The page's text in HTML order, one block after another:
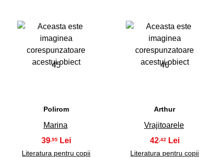
45
Polirom
Marina
39,95
Literatura pentru copii
46
Arthur
Vrajitoarele
42,42
Literatura pentru copii